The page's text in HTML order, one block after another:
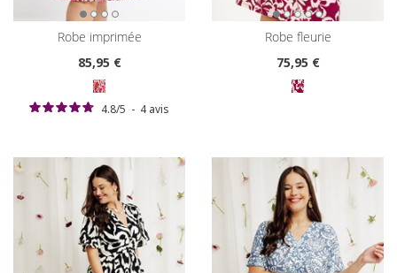
robe imprimée
85,95 €
4.8/5 - 4 avis
robe fleurie
75,95 €